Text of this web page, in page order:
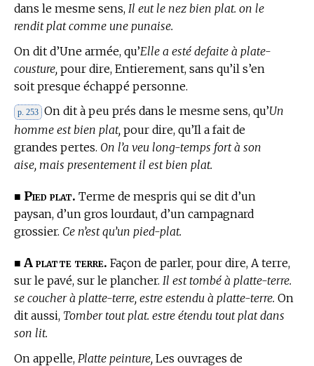
dans le mesme sens, Il eut le nez bien plat. on le
rendit plat comme une punaise.
On dit d’Une armée, qu’Elle a esté defaite à plate-
cousture, pour dire, Entierement, sans qu’il s’en
soit presque échappé personne.
p. 253 On dit à peu prés dans le mesme sens, qu’Un
homme est bien plat, pour dire, qu’Il a fait de
grandes pertes. On l’a veu long-temps fort à son
aise, mais presentement il est bien plat.
■ Pied plat. Terme de mespris qui se dit d’un
paysan, d’un gros lourdaut, d’un campagnard
grossier. Ce n’est qu’un pied-plat.
■ A platte terre. Façon de parler, pour dire, A terre,
sur le pavé, sur le plancher. Il est tombé à platte-terre.
se coucher à platte-terre, estre estendu à platte-terre. On
dit aussi, Tomber tout plat. estre étendu tout plat dans
son lit.
On appelle, Platte peinture, Les ouvrages de